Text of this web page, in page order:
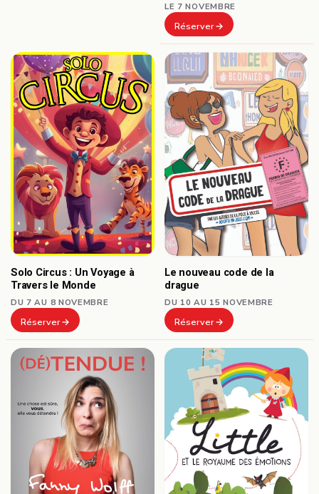
LE 7 NOVEMBRE
Réserver
Solo Circus : Un Voyage à
Travers le Monde
DU 7 AU 8 NOVEMBRE
Réserver
Le nouveau code de la
drague
DU 10 AU 15 NOVEMBRE
Réserver